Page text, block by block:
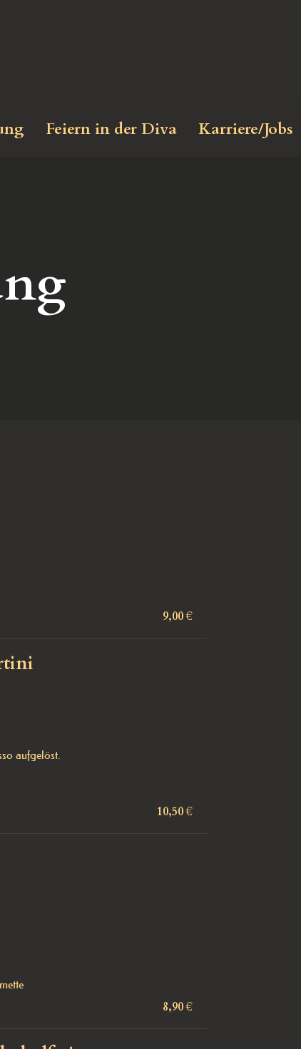
Feiern in der Diva Karriere/Jobs
9,00 €
aufgelöst.
10,50 €
8,90 €